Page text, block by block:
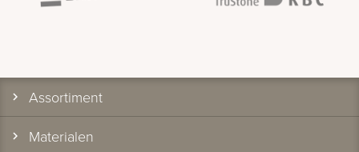
Assortiment
Materialen